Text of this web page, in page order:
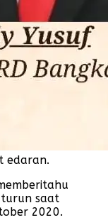
edaran.
saat
2020.